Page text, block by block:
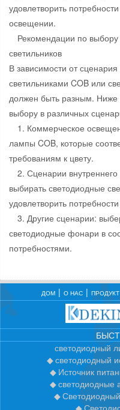
удовлетворить
освещении.
Рекомендации по выбору
светильников
В зависимости от
светильниками COB или
должен быть разным.
выбору в различных
1. Коммерческое
лампы COB, которые
требованиям к цвету.
2. Сценарии
выбирать светодиодные
удовлетворить
3. Другие сценарии:
светодиодные фонари в
потребностями.
ДОМ О НАС ПРОДУКТ
светодиодный
светодиодный
Источник
светодиодные